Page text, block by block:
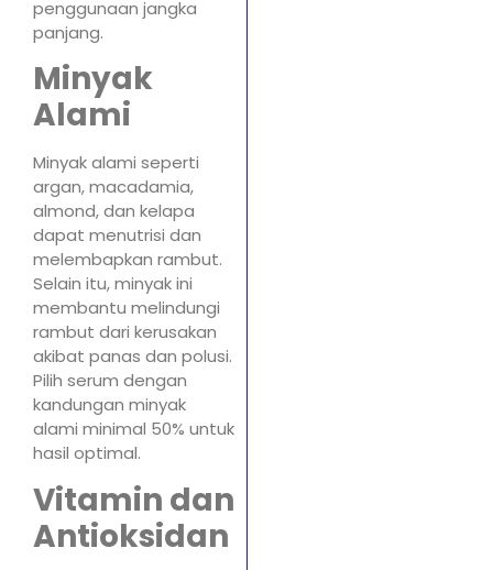
penggunaan jangka
panjang.
Minyak
Alami
Minyak alami seperti
argan, macadamia,
almond, dan kelapa
dapat menutrisi dan
melembapkan rambut.
Selain itu, minyak ini
membantu melindungi
rambut dari kerusakan
akibat panas dan polusi.
Pilih serum dengan
kandungan minyak
alami minimal 50% untuk
hasil optimal.
Vitamin dan
Antioksidan